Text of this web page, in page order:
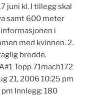
juni kl. I tillegg skal
samt 600 meter
i
med kvinnen. 2.
bredde.
Topp 71mach172
21, 2006 10:25 pm
Innlegg: 180